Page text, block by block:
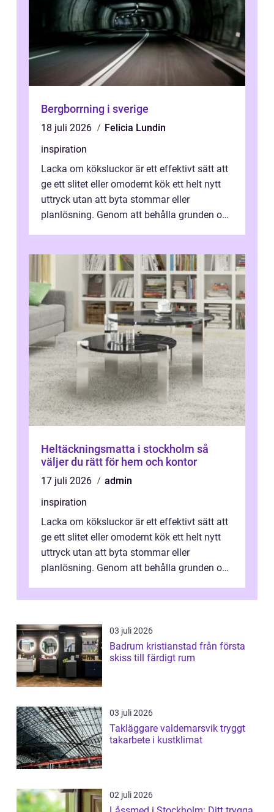
Bergborrning i sverige
18 juli 2026
Felicia Lundin
inspiration
Lacka om köksluckor är ett effektivt sätt att
ge ett slitet eller omodernt kök ett helt nytt
uttryck utan att byta stommar eller
planlösning. Genom att behålla grunden och
Heltäckningsmatta i stockholm så
väljer du rätt för hem och kontor
17 juli 2026
admin
inspiration
Lacka om köksluckor är ett effektivt sätt att
ge ett slitet eller omodernt kök ett helt nytt
uttryck utan att byta stommar eller
planlösning. Genom att behålla grunden och
03 juli 2026
Badrum kristianstad från första
skiss till färdigt rum
03 juli 2026
Takläggare valdemarsvik tryggt
takarbete i kustklimat
02 juli 2026